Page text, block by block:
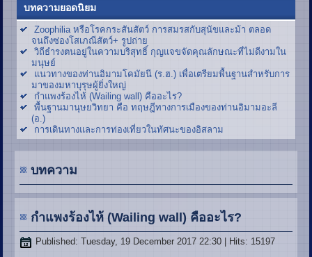
บทความยอดนิยม
Zoophilia หรือโรคกระสันสัตว์ การสมรสกับสุนัขและม้า ตลอด
จนถึงซ่องโสเภณีสัตว์+ รูปถ่าย
วิถีธำรงตนอยู่ในความบริสุทธิ์ กุญแจขจัดคุณลักษณะที่ไม่ดีงามใน
มนุษย์
แนวทางของท่านอิมามโคมัยนี (ร.ฮ.) เพื่อเตรียมพื้นฐานสำหรับการ
มาของมหาบุรุษผู้ยิ่งใหญ่
กำแพงร้องไห้ (Wailing wall) คืออะไร?
พื้นฐานมานุษยวิทยา คือ ทฤษฎีทางการเมืองของท่านอิมามอะลี
(อ.)
การเดินทางและการท่องเที่ยวในทัศนะของอิสลาม
บทความ
กำแพงร้องไห้ (Wailing wall) คืออะไร?
Published: Tuesday, 19 December 2017 22:30 | Hits: 15197